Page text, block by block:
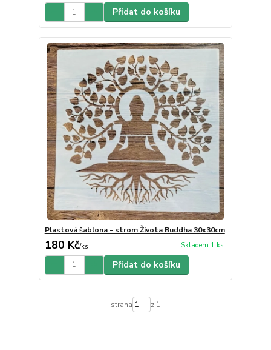
Přidat do košíku
Plastová šablona - strom Života Buddha 30x30cm
180 Kč/ks Skladem 1 ks
Přidat do košíku
strana z 1